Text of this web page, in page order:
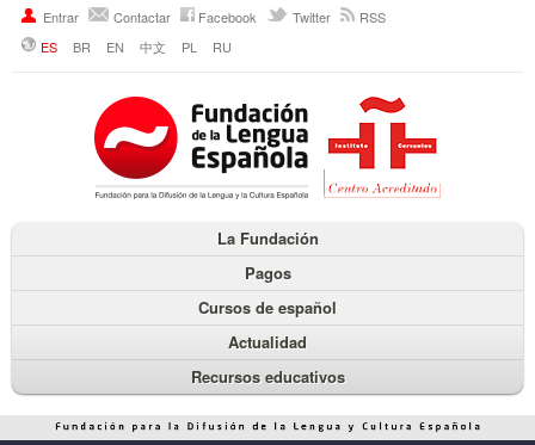
Entrar Contactar Facebook Twitter
RSS
ES
BR EN 中文 PL RU
La Fundación
Pagos
Cursos de español
Actualidad
Recursos educativos